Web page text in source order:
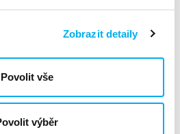
Zobrazit detaily
Povolit vše
výběr
také obnovíte.
Umožňuje snížení úložných
náklady na úložiště.
Zajišťuje rychlé obnovování
šifrování, replikace a